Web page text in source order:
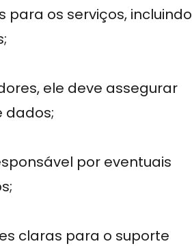
os serviços, incluindo
ele deve assegurar
dados;
por eventuais
claras para o suporte